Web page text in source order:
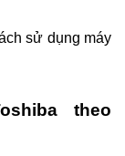
sử dụng máy
theo